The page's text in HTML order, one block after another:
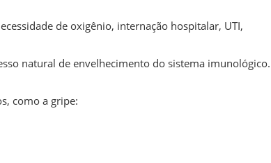
de oxigênio, internação hospitalar, UTI,
natural de envelhecimento do sistema imunológico.
como a gripe: